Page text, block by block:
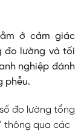
ở cảm giác
đo lường và tối
nghiệp đánh
phễu.
đo lường tổng
thông qua các